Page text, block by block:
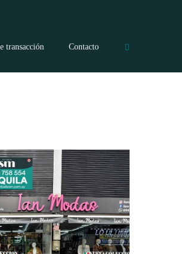
transacción Contacto